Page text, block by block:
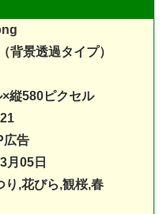
背景透過タイプ）
縦580ピクセル
21
広告
月05日
り,花びら,観桜,春